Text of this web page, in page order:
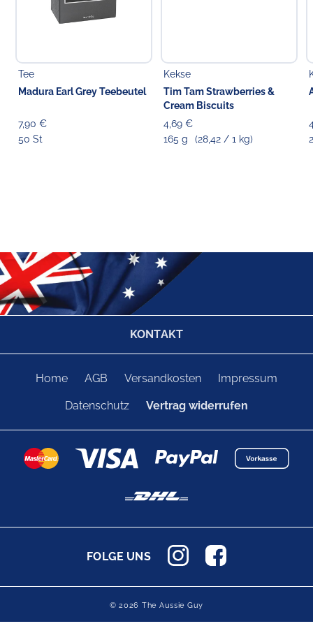
Choppy's Food & Non-Food GmbH
Koldingstr. 1B
Tee
Madura Earl Grey Teebeutel
7,90 €
50 St
Kekse
Tim Tam Strawberries &
Cream Biscuits
4,69 €
165 g
(28,42 / 1 kg)
KONTAKT
Home AGB Versandkosten Impressum
Datenschutz Vertrag widerrufen
FOLGE UNS
© 2026 The Aussie Guy